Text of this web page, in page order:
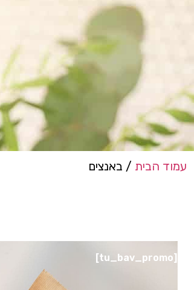
עמוד הבית / באנצים
[tu_bav_promo]